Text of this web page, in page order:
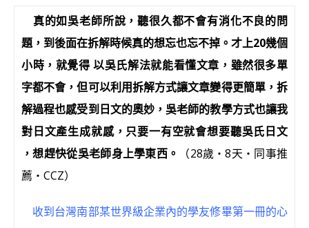
e
b
o
o
k
te
r
g
ra
m
h
at
r
n
o
te
真的如吳老師所說，聽很久都不會有消化不良的問
題，到後面在拆解時候真的想忘也忘不掉。才上20幾個
小時，就覺得 以吳氏解法就能看懂文章，雖然很多單
字都不會，但可以利用拆解方式讓文章變得更簡單，拆
解過程也感受到日文的奧妙，吳老師的教學方式也讓我
對日文產生成就感，只要一有空就會想要聽吳氏日文
，想趕快從吳老師身上學東西。
（28歲‧8天‧同事推
薦‧CCZ）
收到台灣南部某世界級企業內的學友修畢第一冊的心